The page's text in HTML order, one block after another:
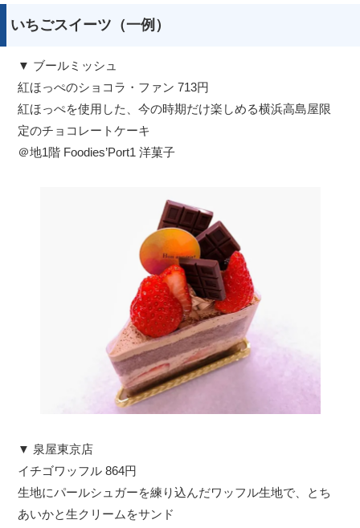
いちごスイーツ（一例）
▼ ブールミッシュ
紅ほっぺのショコラ・ファン 713円
紅ほっぺを使用した、今の時期だけ楽しめる横浜高島屋限
定のチョコレートケーキ
＠地1階 Foodies’Port1 洋菓子
▼ 泉屋東京店
イチゴワッフル 864円
生地にパールシュガーを練り込んだワッフル生地で、とち
あいかと生クリームをサンド